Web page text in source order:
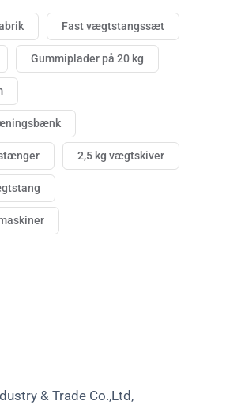
Fast vægtstangssæt
Gummiplader på 20 kg
2,5 kg vægtskiver
& Trade Co.,Ltd,